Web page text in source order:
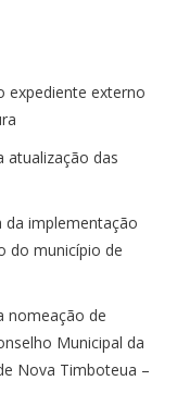
expediente externo
atualização das
da implementação
do município de
nomeação de
Municipal da
Nova Timboteua –